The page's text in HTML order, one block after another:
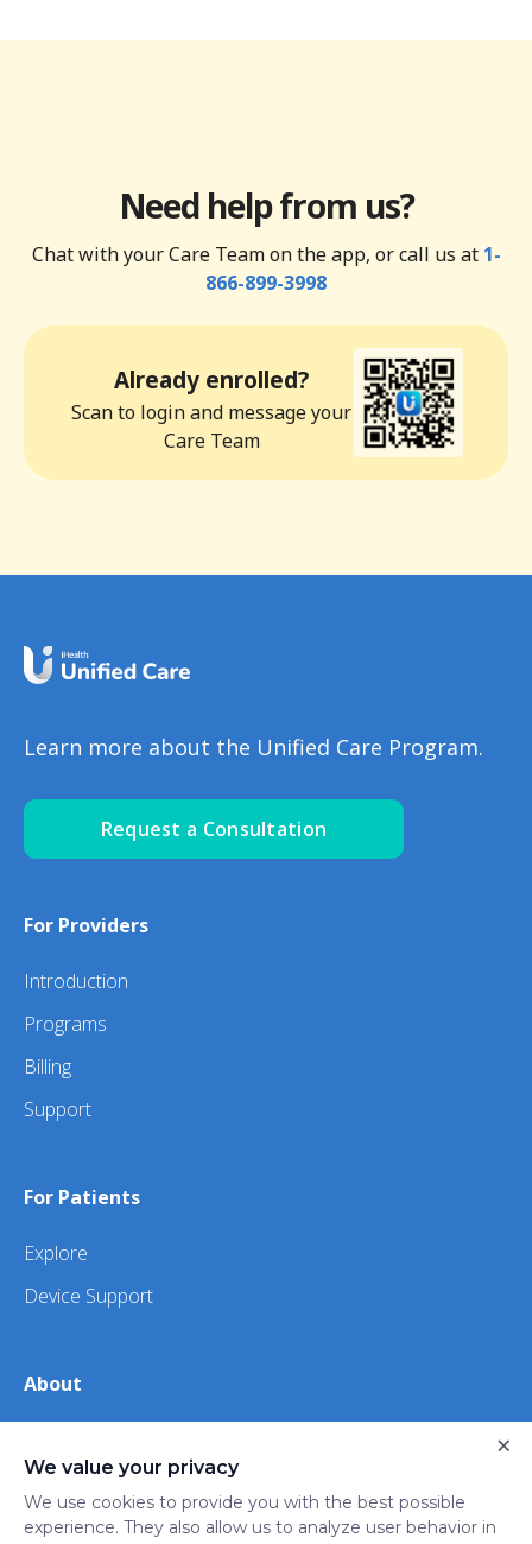
Need help from us?
Chat with your Care Team on the app, or call us at 1-
866-899-3998
Already enrolled?
Scan to login and message your
Care Team
Learn more about the Unified Care Program.
Request a Consultation
For Providers
Introduction
Programs
Billing
Support
For Patients
Explore
Device Support
About
iHealth
We value your privacy
We use cookies to provide you with the best possible
experience. They also allow us to analyze user behavior in
×